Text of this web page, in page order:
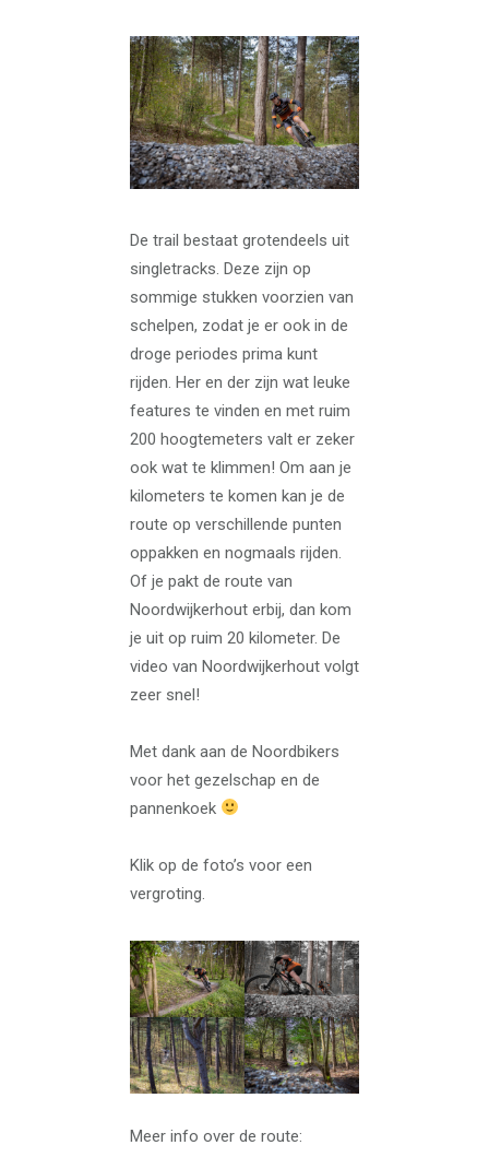
De trail bestaat grotendeels uit
singletracks. Deze zijn op
sommige stukken voorzien van
schelpen, zodat je er ook in de
droge periodes prima kunt
rijden. Her en der zijn wat leuke
features te vinden en met ruim
200 hoogtemeters valt er zeker
ook wat te klimmen! Om aan je
kilometers te komen kan je de
route op verschillende punten
oppakken en nogmaals rijden.
Of je pakt de route van
Noordwijkerhout erbij, dan kom
je uit op ruim 20 kilometer. De
video van Noordwijkerhout volgt
zeer snel!
Met dank aan de Noordbikers
voor het gezelschap en de
pannenkoek
Klik op de foto’s voor een
vergroting.
Meer info over de route: